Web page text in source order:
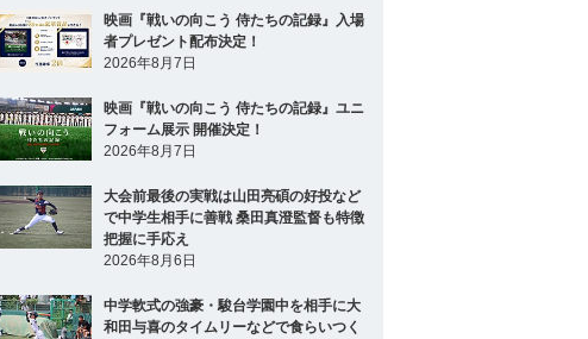
映画『戦いの向こう 侍たちの記録』入場
者プレゼント配布決定！
2026年8月7日
映画『戦いの向こう 侍たちの記録』ユニ
フォーム展示 開催決定！
2026年8月7日
大会前最後の実戦は山田亮碩の好投など
で中学生相手に善戦 桑田真澄監督も特徴
把握に手応え
2026年8月6日
中学軟式の強豪・駿台学園中を相手に大
和田与喜のタイムリーなどで食らいつく